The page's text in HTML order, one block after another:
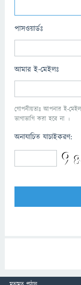
পাসওয়ার্ডঃ
আমার ই-মেইলঃ
গোপনীয়তাঃ আপনার ই-মেইল
ভাগাভাগি করা হবে না ।
অনাযাচিত যাচাইকরণ: